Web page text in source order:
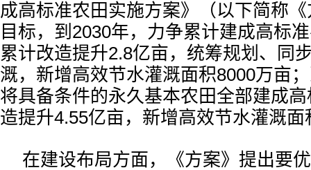
成高标准农田实施方案》（以下简称
目标，到2030年，力争累计建成高标
累计改造提升2.8亿亩，统筹规划、同
溉，新增高效节水灌溉面积8000万亩
将具备条件的永久基本农田全部建成
造提升4.55亿亩，新增高效节水灌溉面
在建设布局方面，《方案》提出要